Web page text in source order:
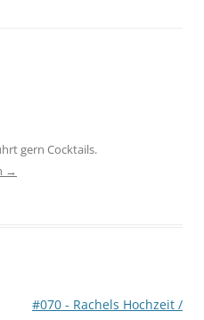
gern Cocktails.
→
#070 - Rachels Hochzeit /